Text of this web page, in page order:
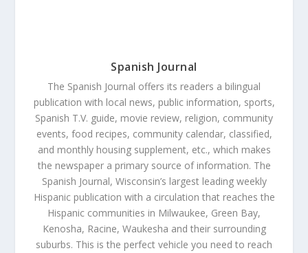
Spanish Journal
The Spanish Journal offers its readers a bilingual
publication with local news, public information, sports,
Spanish T.V. guide, movie review, religion, community
events, food recipes, community calendar, classified,
and monthly housing supplement, etc., which makes
the newspaper a primary source of information. The
Spanish Journal, Wisconsin’s largest leading weekly
Hispanic publication with a circulation that reaches the
Hispanic communities in Milwaukee, Green Bay,
Kenosha, Racine, Waukesha and their surrounding
suburbs. This is the perfect vehicle you need to reach